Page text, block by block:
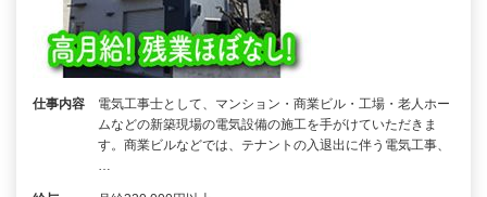
仕事内容
電気工事士として、マンション・商業ビル・工場・老人ホー
ムなどの新築現場の電気設備の施工を手がけていただきま
す。商業ビルなどでは、テナントの入退出に伴う電気工事、
…